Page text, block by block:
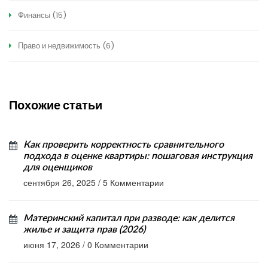
Финансы (15)
Право и недвижимость (6)
Похожие статьи
Как проверить корректность сравнительного
подхода в оценке квартиры: пошаговая инструкция
для оценщиков
сентября 26, 2025 / 5 Комментарии
Материнский капитал при разводе: как делится
жилье и защита прав (2026)
июня 17, 2026 / 0 Комментарии